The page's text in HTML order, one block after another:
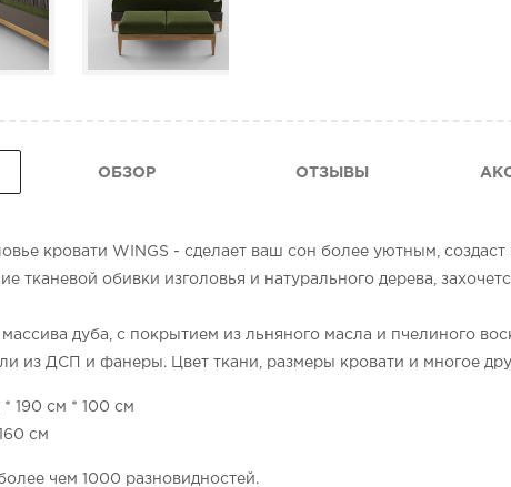
ОБЗОР ОТЗЫВЫ
кровати WINGS - сделает ваш сон более уютным,
тканевой обивки изголовья и натурального дерева,
массива дуба, с покрытием из льняного масла и пчелиного
из ДСП и фанеры. Цвет ткани, размеры кровати и многое
190 см * 100 см
см
чем 1000 разновидностей.